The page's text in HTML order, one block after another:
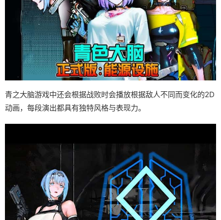
青之大脑游戏中还会根据战败时会播放根据敌人不同而变化的2D
动画，每段演出都具有独特风格与表现力。